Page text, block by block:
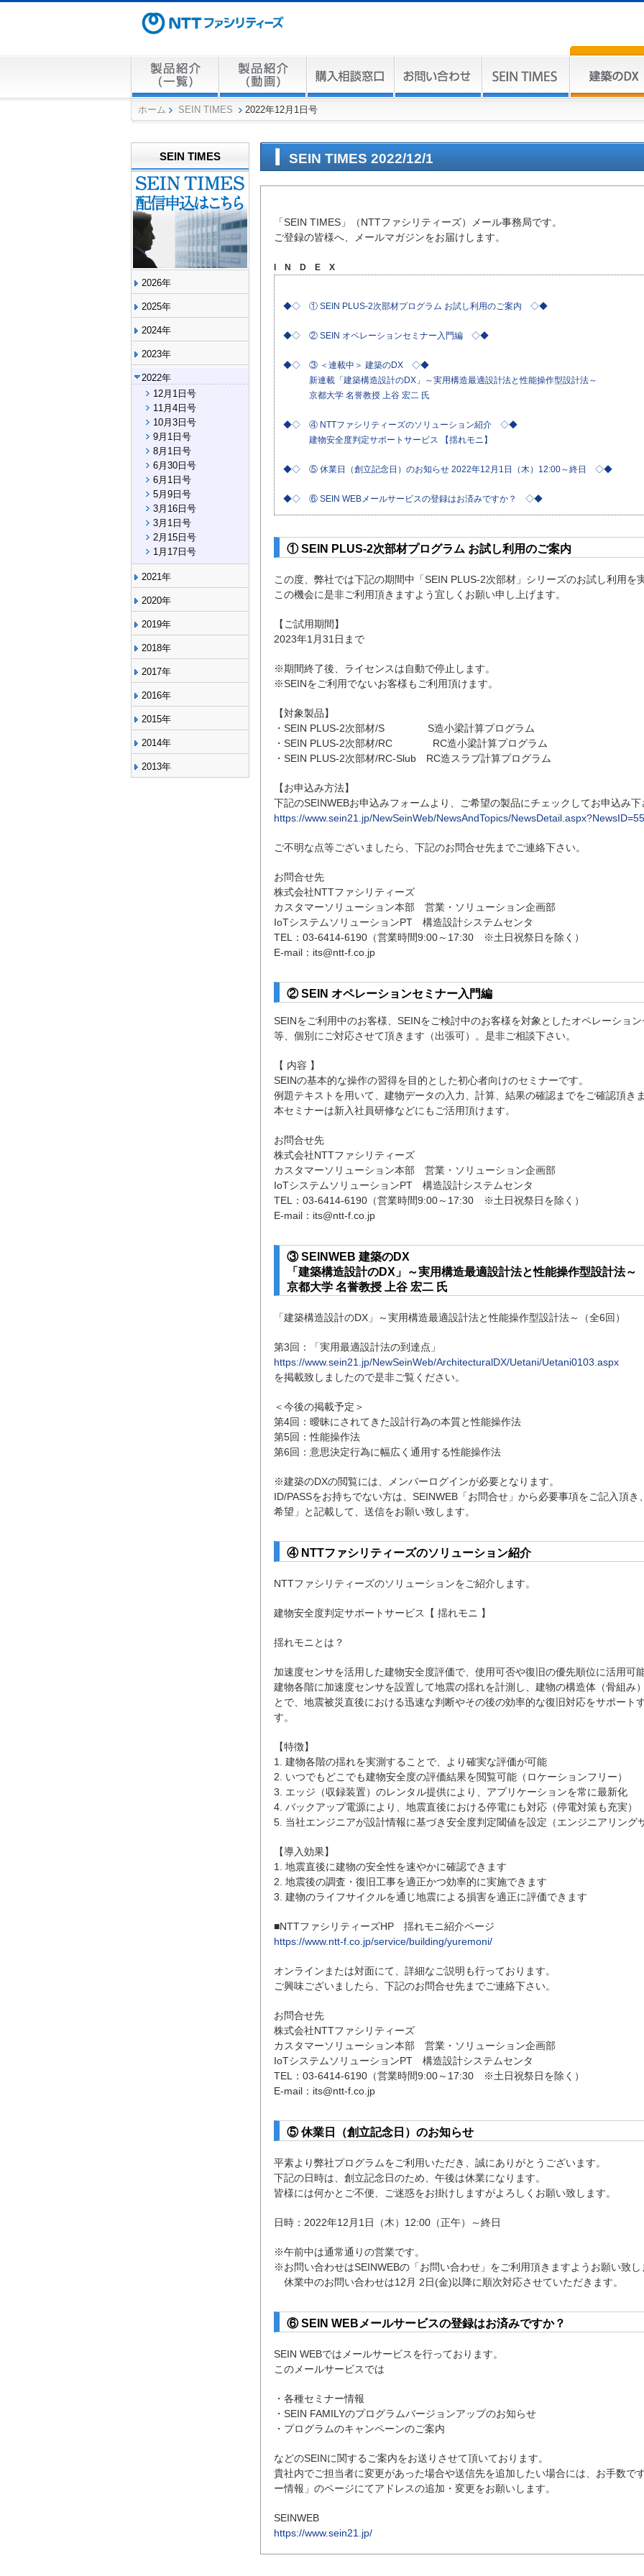
ホーム SEIN TIMES 2022年12月1日号
SEIN TIMES
2026年
2025年
2024年
2023年
2022年
12月1日号
11月4日号
10月3日号
9月1日号
8月1日号
6月30日号
6月1日号
5月9日号
3月16日号
3月1日号
2月15日号
1月17日号
2021年
2020年
2019年
2018年
2017年
2016年
2015年
2014年
2013年
SEIN TIMES 2022/12/1
「SEIN TIMES」（NTTファシリティーズ）メール事務局です。
ご登録の皆様へ、メールマガジンをお届けします。
I N D E X
◆◇ ① SEIN PLUS-2次部材プログラム お試し利用のご案内 ◇◆
◆◇ ② SEIN オペレーションセミナー入門編 ◇◆
◆◇ ③ ＜連載中＞ 建築のDX ◇◆
新連載「建築構造設計のDX」～実用構造最適設計法と性能操作型設計法～
京都大学 名誉教授 上谷 宏二 氏
◆◇ ④ NTTファシリティーズのソリューション紹介 ◇◆
建物安全度判定サポートサービス 【揺れモニ】
◆◇ ⑤ 休業日（創立記念日）のお知らせ 2022年12月1日（木）12:00～終日 ◇◆
◆◇ ⑥ SEIN WEBメールサービスの登録はお済みですか？ ◇◆
① SEIN PLUS-2次部材プログラム お試し利用のご案内
この度、弊社では下記の期間中「SEIN PLUS-2次部材」シリーズのお試し利用を
この機会に是非ご利用頂きますよう宜しくお願い申し上げます。
【ご試用期間】
2023年1月31日まで
※期間終了後、ライセンスは自動で停止します。
※SEINをご利用でないお客様もご利用頂けます。
【対象製品】
・SEIN PLUS-2次部材/S S造小梁計算プログラム
・SEIN PLUS-2次部材/RC RC造小梁計算プログラム
・SEIN PLUS-2次部材/RC-Slub RC造スラブ計算プログラム
【お申込み方法】
下記のSEINWEBお申込みフォームより、ご希望の製品にチェックしてお申込み下
https://www.sein21.jp/NewSeinWeb/NewsAndTopics/
ご不明な点等ございましたら、下記のお問合せ先までご連絡下さい。
お問合せ先
株式会社NTTファシリティーズ
カスタマーソリューション本部 営業・ソリューション企画部
IoTシステムソリューションPT 構造設計システムセンタ
TEL：03-6414-6190（営業時間9:00～17:30 ※土日祝祭日を除く）
E-mail：its@ntt-f.co.jp
② SEIN オペレーションセミナー入門編
SEINをご利用中のお客様、SEINをご検討中のお客様を対象としたオペレーショ
等、個別にご対応させて頂きます（出張可）。是非ご相談下さい。
【 内容 】
SEINの基本的な操作の習得を目的とした初心者向けのセミナーです。
例題テキストを用いて、建物データの入力、計算、結果の確認までをご確認頂きま
本セミナーは新入社員研修などにもご活用頂けます。
お問合せ先
株式会社NTTファシリティーズ
カスタマーソリューション本部 営業・ソリューション企画部
IoTシステムソリューションPT 構造設計システムセンタ
TEL：03-6414-6190（営業時間9:00～17:30 ※土日祝祭日を除く）
E-mail：its@ntt-f.co.jp
③ SEINWEB 建築のDX
「建築構造設計のDX」～実用構造最適設計法と性能操作型設計法～
京都大学 名誉教授 上谷 宏二 氏
「建築構造設計のDX」～実用構造最適設計法と性能操作型設計法～（全6回）
第3回：「実用最適設計法の到達点」
https://www.sein21.jp/NewSeinWeb/ArchitecturalDX/Uetani/Uetani0103.aspx
を掲載致しましたので是非ご覧ください。
＜今後の掲載予定＞
第4回：曖昧にされてきた設計行為の本質と性能操作法
第5回：性能操作法
第6回：意思決定行為に幅広く通用する性能操作法
※建築のDXの閲覧には、メンバーログインが必要となります。
ID/PASSをお持ちでない方は、SEINWEB「お問合せ」から必要事項をご記入頂
希望」と記載して、送信をお願い致します。
④ NTTファシリティーズのソリューション紹介
NTTファシリティーズのソリューションをご紹介します。
建物安全度判定サポートサービス【 揺れモニ 】
揺れモニとは？
加速度センサを活用した建物安全度評価で、使用可否や復旧の優先順位に活用可
建物各階に加速度センサを設置して地震の揺れを計測し、建物の構造体（骨組み
とで、地震被災直後における迅速な判断やその後の効率的な復旧対応をサポート
す。
【特徴】
1. 建物各階の揺れを実測することで、より確実な評価が可能
2. いつでもどこでも建物安全度の評価結果を閲覧可能（ロケーションフリー）
3. エッジ（収録装置）のレンタル提供により、アプリケーションを常に最新化
4. バックアップ電源により、地震直後における停電にも対応（停電対策も充実）
5. 当社エンジニアが設計情報に基づき安全度判定閾値を設定（エンジニアリング
【導入効果】
1. 地震直後に建物の安全性を速やかに確認できます
2. 地震後の調査・復旧工事を適正かつ効率的に実施できます
3. 建物のライフサイクルを通じ地震による損害を適正に評価できます
■NTTファシリティーズHP 揺れモニ紹介ページ
https://www.ntt-f.co.jp/service/building/yuremoni/
オンラインまたは対面にて、詳細なご説明も行っております。
ご興味ございましたら、下記のお問合せ先までご連絡下さい。
お問合せ先
株式会社NTTファシリティーズ
カスタマーソリューション本部 営業・ソリューション企画部
IoTシステムソリューションPT 構造設計システムセンタ
TEL：03-6414-6190（営業時間9:00～17:30 ※土日祝祭日を除く）
E-mail：its@ntt-f.co.jp
⑤ 休業日（創立記念日）のお知らせ
平素より弊社プログラムをご利用いただき、誠にありがとうございます。
下記の日時は、創立記念日のため、午後は休業になります。
皆様には何かとご不便、ご迷惑をお掛けしますがよろしくお願い致します。
日時：2022年12月1日（木）12:00（正午）～終日
※午前中は通常通りの営業です。
※お問い合わせはSEINWEBの「お問い合わせ」をご利用頂きますようお願い致し
休業中のお問い合わせは12月 2日(金)以降に順次対応させていただきます。
⑥ SEIN WEBメールサービスの登録はお済みですか？
SEIN WEBではメールサービスを行っております。
このメールサービスでは
・各種セミナー情報
・SEIN FAMILYのプログラムバージョンアップのお知らせ
・プログラムのキャンペーンのご案内
などのSEINに関するご案内をお送りさせて頂いております。
貴社内でご担当者に変更があった場合や送信先を追加したい場合には、お手数で
ー情報」のページにてアドレスの追加・変更をお願いします。
SEINWEB
https://www.sein21.jp/